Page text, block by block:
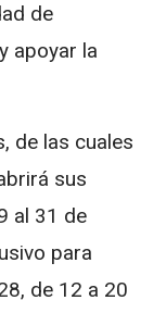
de
apoyar la
de las cuales
sus
al 31 de
para
de 12 a 20